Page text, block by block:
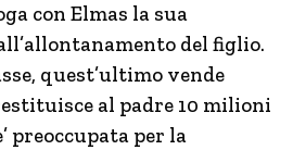
con Elmas la sua
del figlio.
quest’ultimo vende
al padre 10 milioni
preoccupata per la